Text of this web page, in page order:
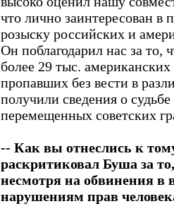
что лично заинтересован в
розыску российских и
Он поблагодарил нас за то,
более 29 тыс.
пропавших без вести в
получили сведения о
перемещенных советских
-- Как вы отнеслись к
раскритиковал Буша за
несмотря на обвинения в
нарушениям прав